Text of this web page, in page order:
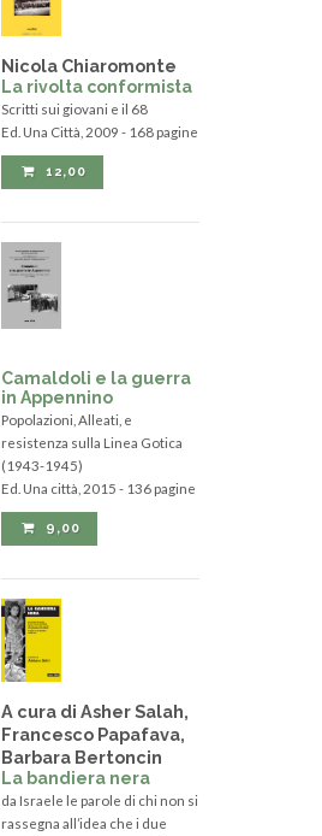
Nicola Chiaromonte
La rivolta conformista
Scritti sui giovani e il 68
Ed. Una Città, 2009 - 168 pagine
12,00
Camaldoli e la guerra
in Appennino
Popolazioni, Alleati, e
resistenza sulla Linea Gotica
(1943-1945)
Ed. Una città, 2015 - 136 pagine
9,00
A cura di Asher Salah,
Francesco Papafava,
Barbara Bertoncin
La bandiera nera
da Israele le parole di chi non si
rassegna all’idea che i due